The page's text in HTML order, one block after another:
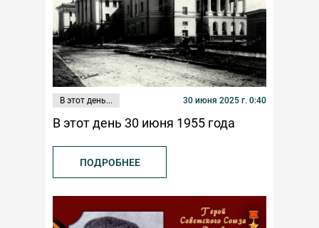
В этот день... 30 июня 2025 г. 0:40
В этот день 30 июня 1955 года
ПОДРОБНЕЕ